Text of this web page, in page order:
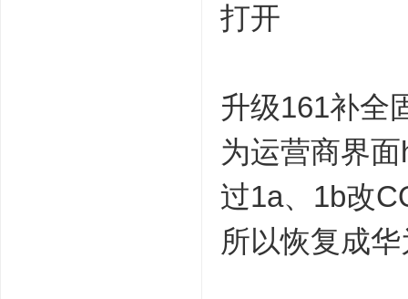
打开
升级161补全
为运营商界
过1a、1b改
所以恢复成